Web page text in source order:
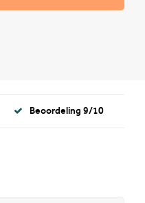
Beoordeling 9/10